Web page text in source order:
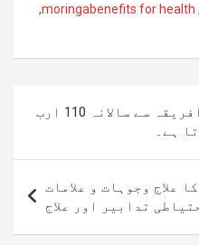
,
moringabenefits for health
,
پاکستان آسٹریلیا اور افریقہ سے سالانہ 110 ارب
ہے۔
علاج وجوہات و علامات
تدابیر اور علاج